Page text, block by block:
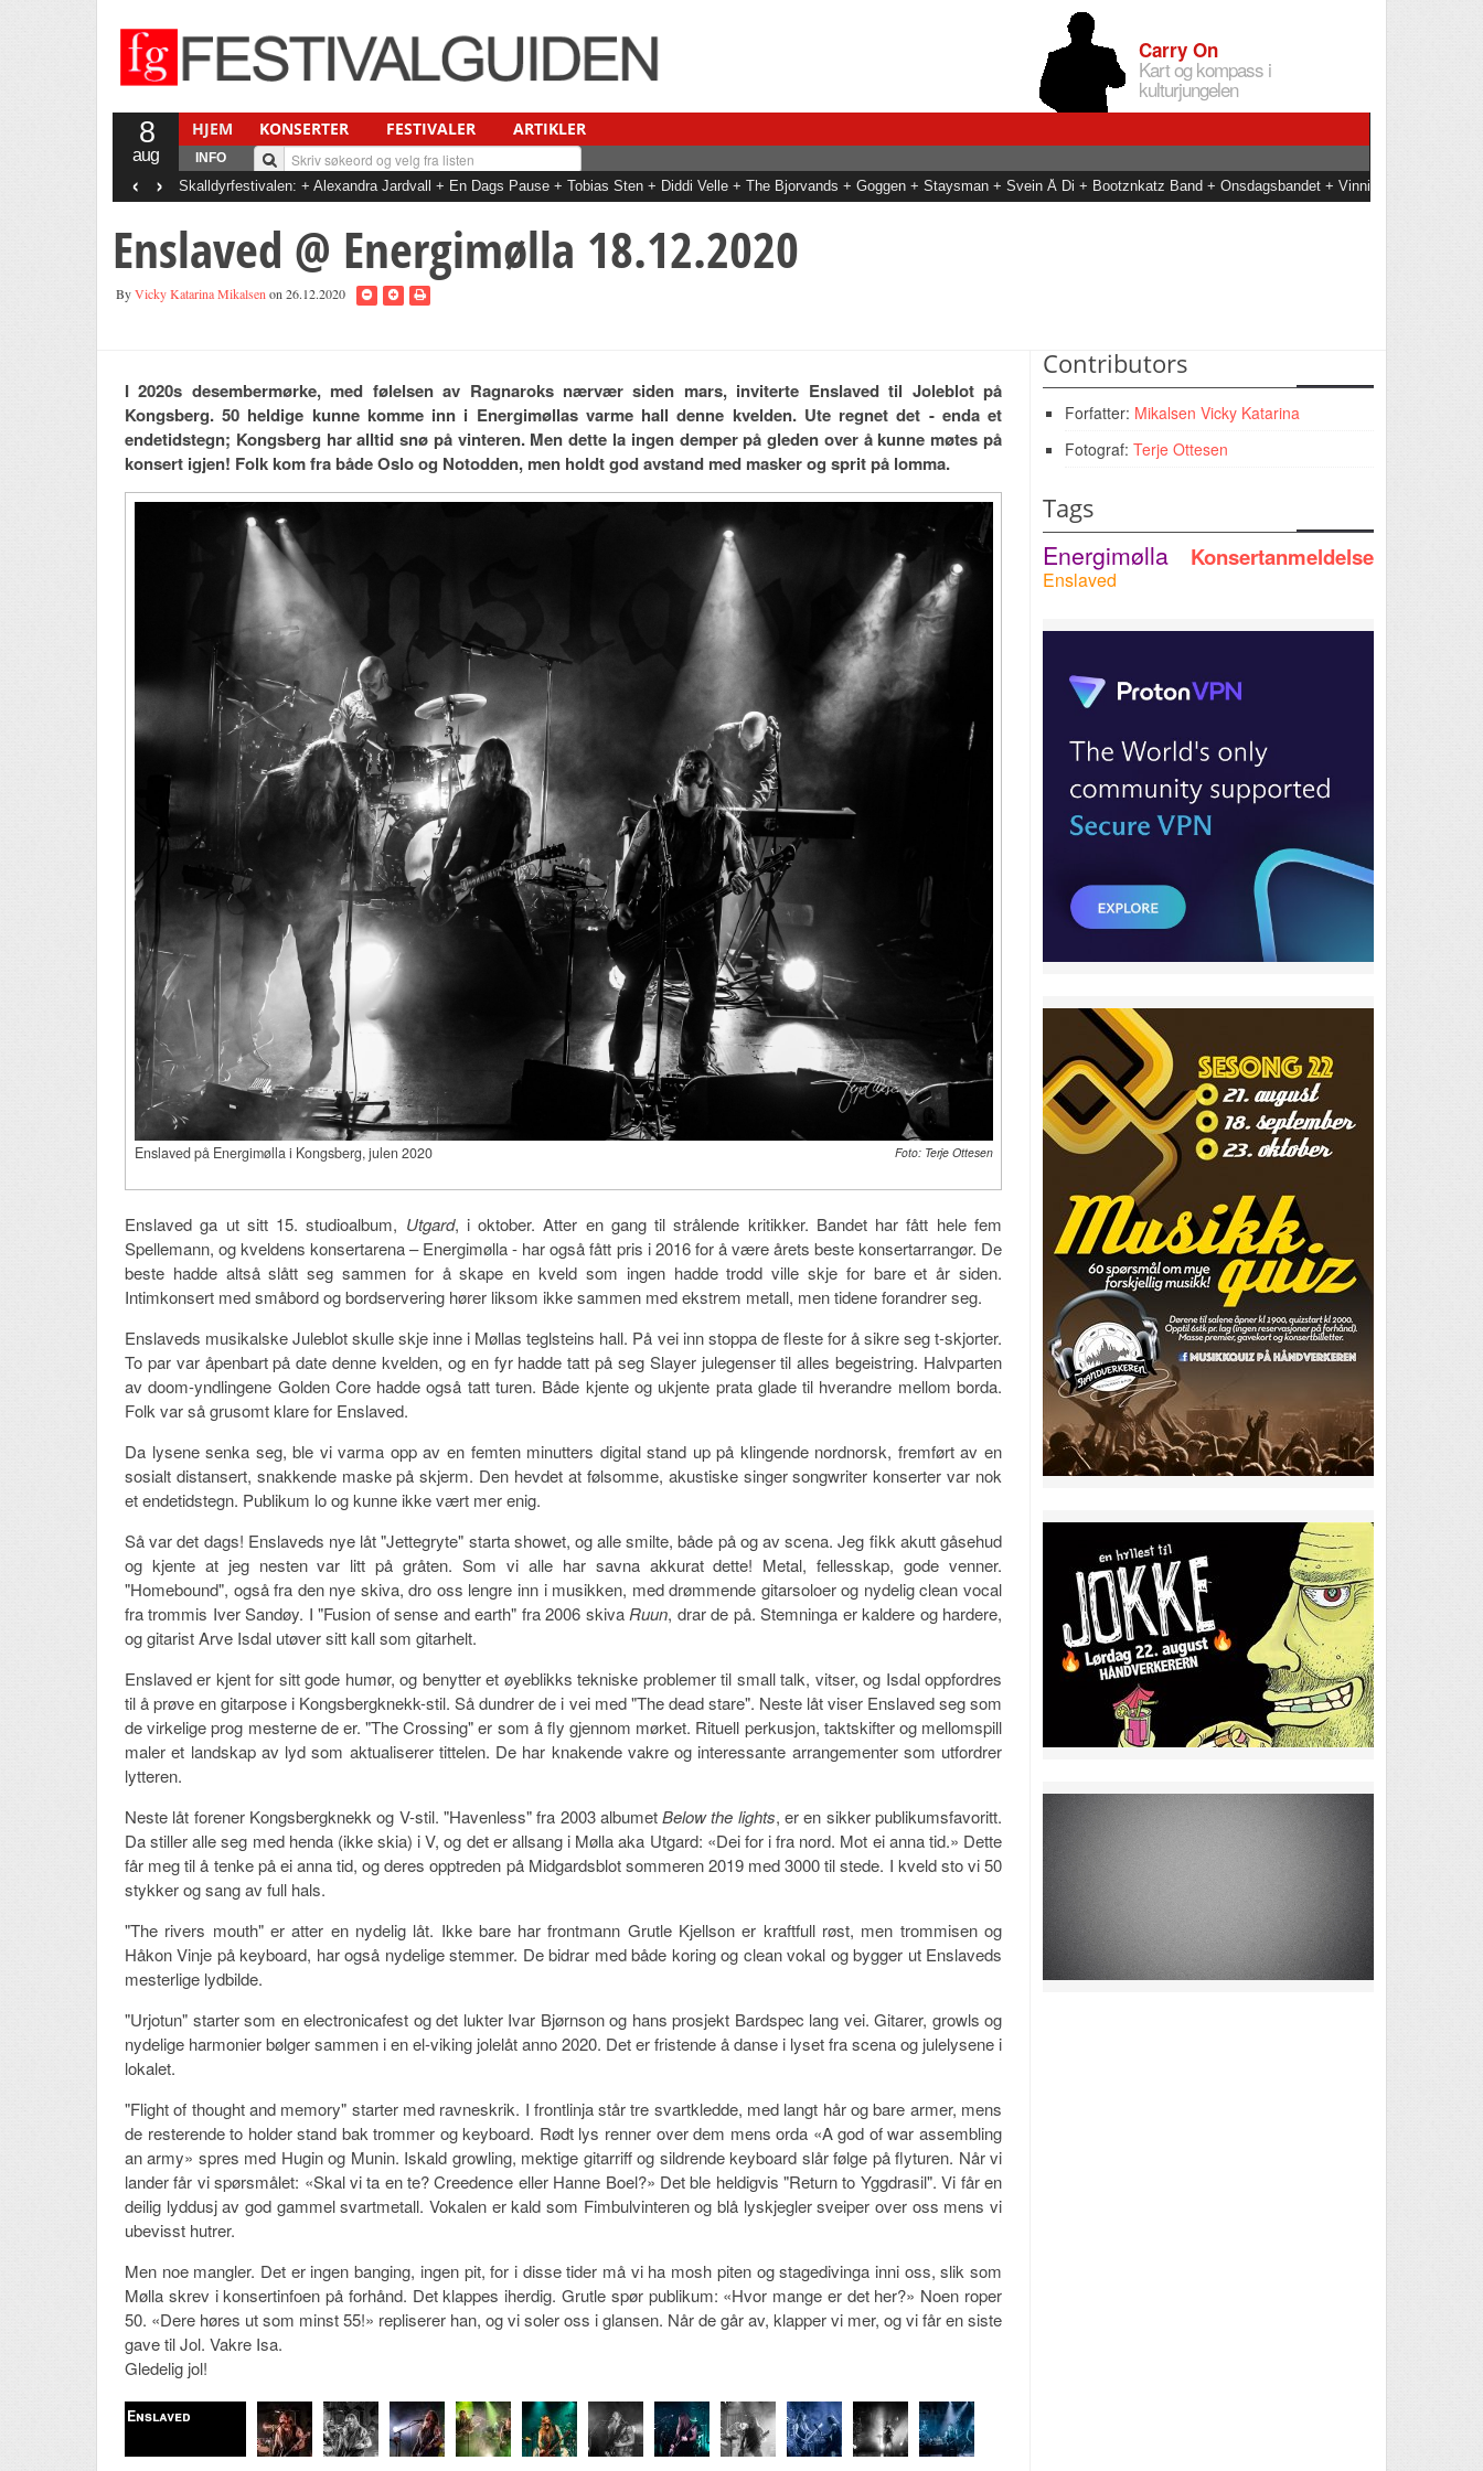
Carry On
Kart og kompass i
kulturjungelen
8
aug
HJEM KONSERTER FESTIVALER ARTIKLER
INFO
Skalldyrfestivalen: + Alexandra Jardvall + En Dags Pause + Tobias Sten + Diddi Velle + The Bjorvands + Goggen + Staysman + Svein Å Di + Bootznkatz Band + Onsdagsbandet + Vinni
+ Det Gode Selskab
‹ ›
Enslaved @ Energimølla 18.12.2020
ByVicky Katarina Mikalsenon 26.12.2020
I 2020s desembermørke, med følelsen av Ragnaroks nærvær siden mars, inviterte Enslaved til Joleblot på
Kongsberg. 50 heldige kunne komme inn i Energimøllas varme hall denne kvelden. Ute regnet det - enda et
endetidstegn; Kongsberg har alltid snø på vinteren. Men dette la ingen demper på gleden over å kunne møtes på
konsert igjen! Folk kom fra både Oslo og Notodden, men holdt god avstand med masker og sprit på lomma.
Enslaved på Energimølla i Kongsberg, julen 2020 Foto: Terje Ottesen
Enslaved ga ut sitt 15. studioalbum, Utgard, i oktober. Atter en gang til strålende kritikker. Bandet har fått hele fem
Spellemann, og kveldens konsertarena – Energimølla - har også fått pris i 2016 for å være årets beste konsertarrangør. De
beste hadde altså slått seg sammen for å skape en kveld som ingen hadde trodd ville skje for bare et år siden.
Intimkonsert med småbord og bordservering hører liksom ikke sammen med ekstrem metall, men tidene forandrer seg.
Enslaveds musikalske Juleblot skulle skje inne i Møllas teglsteins hall. På vei inn stoppa de fleste for å sikre seg t-skjorter.
To par var åpenbart på date denne kvelden, og en fyr hadde tatt på seg Slayer julegenser til alles begeistring. Halvparten
av doom-yndlingene Golden Core hadde også tatt turen. Både kjente og ukjente prata glade til hverandre mellom borda.
Folk var så grusomt klare for Enslaved.
Da lysene senka seg, ble vi varma opp av en femten minutters digital stand up på klingende nordnorsk, fremført av en
sosialt distansert, snakkende maske på skjerm. Den hevdet at følsomme, akustiske singer songwriter konserter var nok
et endetidstegn. Publikum lo og kunne ikke vært mer enig.
Så var det dags! Enslaveds nye låt "Jettegryte" starta showet, og alle smilte, både på og av scena. Jeg fikk akutt gåsehud
og kjente at jeg nesten var litt på gråten. Som vi alle har savna akkurat dette! Metal, fellesskap, gode venner.
"Homebound", også fra den nye skiva, dro oss lengre inn i musikken, med drømmende gitarsoloer og nydelig clean vocal
fra trommis Iver Sandøy. I "Fusion of sense and earth" fra 2006 skivaRuun, drar de på. Stemninga er kaldere og hardere,
og gitarist Arve Isdal utøver sitt kall som gitarhelt.
Enslaved er kjent for sitt gode humør, og benytter et øyeblikks tekniske problemer til small talk, vitser, og Isdal oppfordres
til å prøve en gitarpose i Kongsbergknekk-stil. Så dundrer de i vei med "The dead stare". Neste låt viser Enslaved seg som
de virkelige prog mesterne de er. "The Crossing" er som å fly gjennom mørket. Rituell perkusjon, taktskifter og mellomspill
maler et landskap av lyd som aktualiserer tittelen. De har knakende vakre og interessante arrangementer som utfordrer
lytteren.
Neste låt forener Kongsbergknekk og V-stil. "Havenless" fra 2003 albumetBelow the lights, er en sikker publikumsfavoritt.
Da stiller alle seg med henda (ikke skia) i V, og det er allsang i Mølla aka Utgard: «Dei for i fra nord. Mot ei anna tid.» Dette
får meg til å tenke på ei anna tid, og deres opptreden på Midgardsblot sommeren 2019 med 3000 til stede. I kveld sto vi 50
stykker og sang av full hals.
"The rivers mouth" er atter en nydelig låt. Ikke bare har frontmann Grutle Kjellson er kraftfull røst, men trommisen og
Håkon Vinje på keyboard, har også nydelige stemmer. De bidrar med både koring og clean vokal og bygger ut Enslaveds
mesterlige lydbilde.
"Urjotun" starter som en electronicafest og det lukter Ivar Bjørnson og hans prosjekt Bardspec lang vei. Gitarer, growls og
nydelige harmonier bølger sammen i en el-viking jolelåt anno 2020. Det er fristende å danse i lyset fra scena og julelysene i
lokalet.
"Flight of thought and memory" starter med ravneskrik. I frontlinja står tre svartkledde, med langt hår og bare armer, mens
de resterende to holder stand bak trommer og keyboard. Rødt lys renner over dem mens orda «A god of war assembling
an army» spres med Hugin og Munin. Iskald growling, mektige gitarriff og sildrende keyboard slår følge på flyturen. Når vi
lander får vi spørsmålet: «Skal vi ta en te? Creedence eller Hanne Boel?» Det ble heldigvis "Return to Yggdrasil". Vi får en
deilig lyddusj av god gammel svartmetall. Vokalen er kald som Fimbulvinteren og blå lyskjegler sveiper over oss mens vi
ubevisst hutrer.
Men noe mangler. Det er ingen banging, ingen pit, for i disse tider må vi ha mosh piten og stagedivinga inni oss, slik som
Mølla skrev i konsertinfoen på forhånd. Det klappes iherdig. Grutle spør publikum: «Hvor mange er det her?» Noen roper
50. «Dere høres ut som minst 55!» repliserer han, og vi soler oss i glansen. Når de går av, klapper vi mer, og vi får en siste
gave til Jol. Vakre Isa.
Gledelig jol!
Enslaved
Contributors
Forfatter: Mikalsen Vicky Katarina
Fotograf: Terje Ottesen
Tags
Energimølla
Konsertanmeldelse
Enslaved